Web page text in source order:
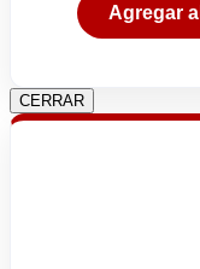
Agregar
CERRAR